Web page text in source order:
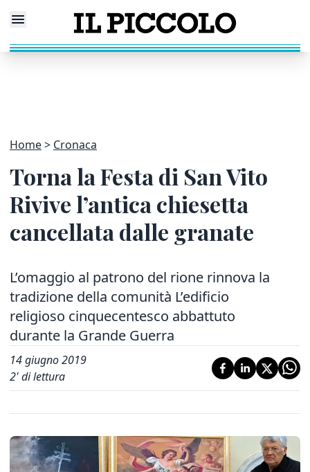
Home Cronaca
Torna la Festa di San Vito
Rivive l’antica chiesetta
cancellata dalle granate
L’omaggio al patrono del rione rinnova la
tradizione della comunità L’edificio
religioso cinquecentesco abbattuto
durante la Grande Guerra
14 giugno 2019
2' di lettura